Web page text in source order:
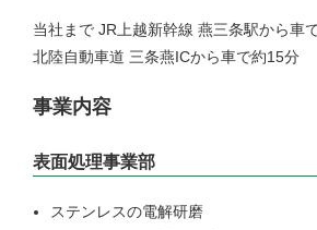
当社まで JR上越新幹線 燕三条駅から車
北陸自動車道 三条燕ICから車で約15分
事業内容
表面処理事業部
ステンレスの電解研磨